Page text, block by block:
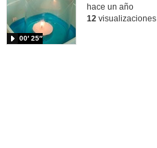
00′ 25″
hace un año
12 visualizaciones